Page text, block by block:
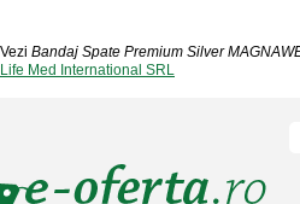
Vezi Bandaj Spate Premium Silver
Life Med International SRL